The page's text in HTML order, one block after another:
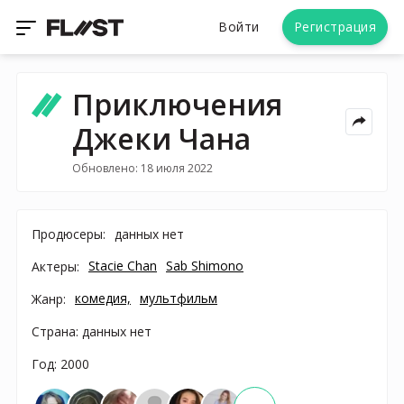
Войти Регистрация
Приключения
Джеки Чана
Обновлено: 18 июля 2022
Продюсеры:
данных нет
Актеры: Stacie Chan Sab Shimono
Жанр: комедия, мультфильм
Страна: данных нет
Год: 2000